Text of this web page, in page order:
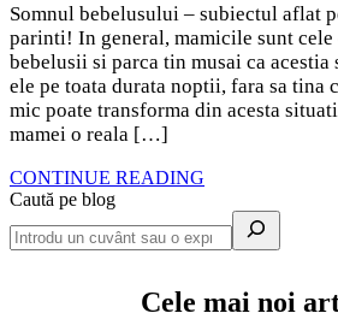
Somnul bebelusului – subiectul aflat
parinti! In general, mamicile sunt
bebelusii si parca tin musai ca acestia
ele pe toata durata noptii, fara sa tina
mic poate transforma din acesta
mamei o reala […]
CONTINUE READING
Caută pe blog
Cele mai noi